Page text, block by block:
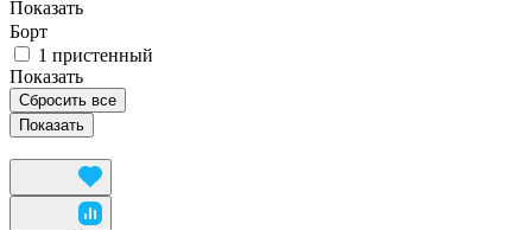
Показать
Борт
1 пристенный
Показать
Сбросить все